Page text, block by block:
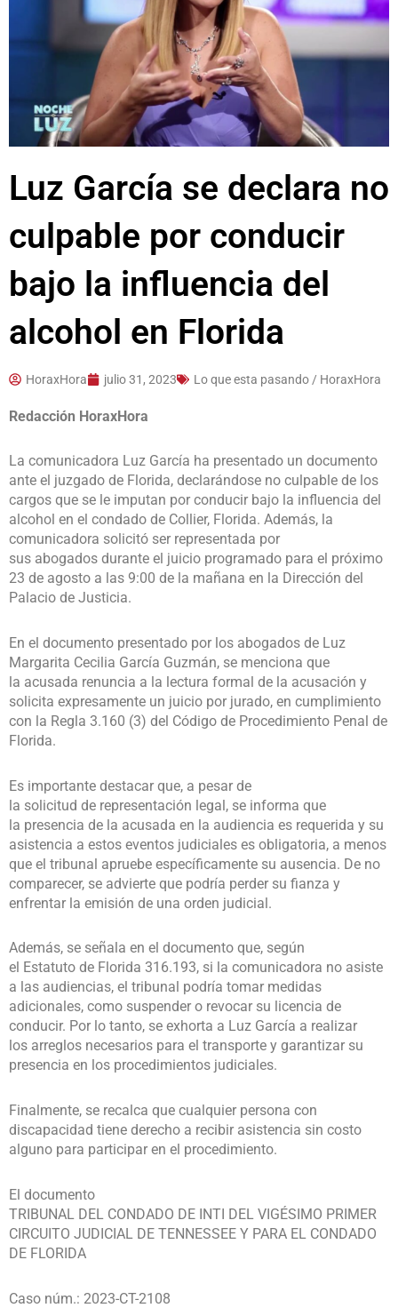
Luz García se declara no
culpable por conducir
bajo la influencia del
alcohol en Florida
HoraxHora julio 31, 2023 Lo que esta pasando / HoraxHora
Redacción HoraxHora
La comunicadora Luz García ha presentado un documento
ante el juzgado de Florida, declarándose no culpable de los
cargos que se le imputan por conducir bajo la influencia del
alcohol en el condado de Collier, Florida. Además, la
comunicadora solicitó ser representada por
sus abogados durante el juicio programado para el próximo
23 de agosto a las 9:00 de la mañana en la Dirección del
Palacio de Justicia.
En el documento presentado por los abogados de Luz
Margarita Cecilia García Guzmán, se menciona que
la acusada renuncia a la lectura formal de la acusación y
solicita expresamente un juicio por jurado, en cumplimiento
con la Regla 3.160 (3) del Código de Procedimiento Penal de
Florida.
Es importante destacar que, a pesar de
la solicitud de representación legal, se informa que
la presencia de la acusada en la audiencia es requerida y su
asistencia a estos eventos judiciales es obligatoria, a menos
que el tribunal apruebe específicamente su ausencia. De no
comparecer, se advierte que podría perder su fianza y
enfrentar la emisión de una orden judicial.
Además, se señala en el documento que, según
el Estatuto de Florida 316.193, si la comunicadora no asiste
a las audiencias, el tribunal podría tomar medidas
adicionales, como suspender o revocar su licencia de
conducir. Por lo tanto, se exhorta a Luz García a realizar
los arreglos necesarios para el transporte y garantizar su
presencia en los procedimientos judiciales.
Finalmente, se recalca que cualquier persona con
discapacidad tiene derecho a recibir asistencia sin costo
alguno para participar en el procedimiento.
El documento
TRIBUNAL DEL CONDADO DE INTI DEL VIGÉSIMO PRIMER
CIRCUITO JUDICIAL DE TENNESSEE Y PARA EL CONDADO
DE FLORIDA
Caso núm.: 2023-CT-2108